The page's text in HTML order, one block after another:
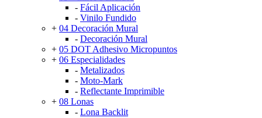
- Fácil Aplicación
- Vinilo Fundido
+ 04 Decoración Mural
- Decoración Mural
+ 05 DOT Adhesivo Micropuntos
+ 06 Especialidades
- Metalizados
- Moto-Mark
- Reflectante Imprimible
+ 08 Lonas
- Lona Backlit